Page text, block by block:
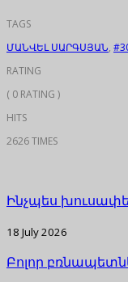
TAGS
ՄԱՆՎԵԼ ՍԱՐԳՍՅԱՆ,
RATING
( 0 RATING )
HITS
2626 TIMES
Ինչպես
18 July 2026
Բոլոր